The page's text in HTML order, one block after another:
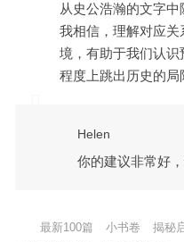
从史公浩瀚的文字中
我相信，理解对应
境，有助于我们认
程度上跳出历史的局
Helen
你的建议非常好，
最新100篇 小书卷 揭秘